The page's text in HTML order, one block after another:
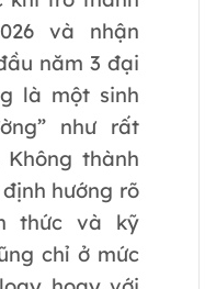
và nhận
năm 3 đại
là một sinh
như rất
thành
hướng rõ
thức và kỹ
chỉ ở mức